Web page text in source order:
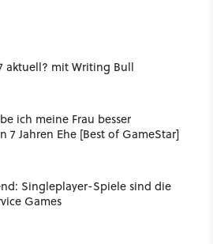
aktuell? mit Writing Bull
ich meine Frau besser
7 Jahren Ehe [Best of GameStar]
Singleplayer-Spiele sind die
Games